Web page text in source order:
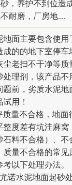
，养护不到位造
耐磨，厂房地....
面主要包含使
的的地下室停
老扫不干净等
理剂，该产品
前，劣质水泥
用！
量不合格，地面
度差有坑洼麻
料不合格）、
量不合格的常见
以下处理办法。
诺水泥地面起砂